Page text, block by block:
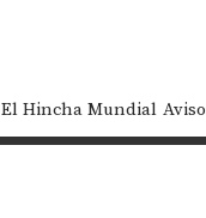
El Hincha Mundial